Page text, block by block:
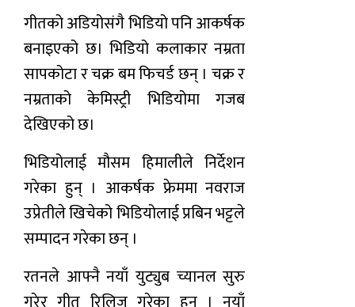
गीतको अडियोसंगै भिडियो पनि आकर्षक
बनाइएको छ। भिडियो कलाकार नम्रता
सापकोटा र चक्र बम फिचर्ड छन् । चक्र र
नम्रताको केमिस्ट्री भिडियोमा गजब
देखिएको छ।
भिडियोलाई मौसम हिमालीले निर्देशन
गरेका हुन् । आकर्षक फ्रेममा नवराज
उप्रेतीले खिचेको भिडियोलाई प्रबिन भट्टले
सम्पादन गरेका छन् ।
रतनले आफ्नै नयाँ युट्युब च्यानल सुरु